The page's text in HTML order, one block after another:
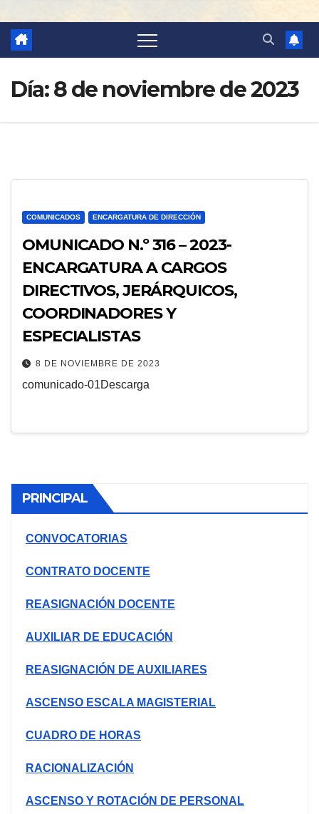
Día:8 de noviembre de 2023
COMUNICADOS ENCARGATURA DE DIRECCIÓN
OMUNICADO N.º 316 – 2023-
ENCARGATURA A CARGOS
DIRECTIVOS, JERÁRQUICOS,
COORDINADORES Y
ESPECIALISTAS
8 DE NOVIEMBRE DE 2023
comunicado-01Descarga
PRINCIPAL
CONVOCATORIAS
CONTRATO DOCENTE
REASIGNACIÓN DOCENTE
AUXILIAR DE EDUCACIÓN
REASIGNACIÓN DE AUXILIARES
ASCENSO ESCALA MAGISTERIAL
CUADRO DE HORAS
RACIONALIZACIÓN
ASCENSO Y ROTACIÓN DE PERSONAL